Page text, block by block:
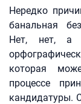
Нередко
банальная
Нет, нет, а
которая
процессе
кандидатуры.